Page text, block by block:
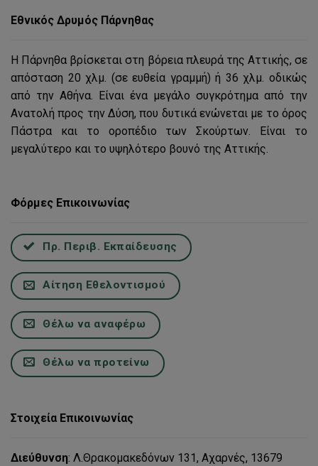
Εθνικός Δρυμός Πάρνηθας
Η Πάρνηθα βρίσκεται στη βόρεια πλευρά της Αττικής, σε
απόσταση 20 χλμ. (σε ευθεία γραμμή) ή 36 χλμ. οδικώς
από την Αθήνα. Είναι ένα μεγάλο συγκρότημα από την
Ανατολή προς την Δύση, που δυτικά ενώνεται με το όρος
Πάστρα και το οροπέδιο των Σκούρτων. Είναι το
μεγαλύτερο και το υψηλότερο βουνό της Αττικής.
Φόρμες Επικοινωνίας
Πρ. Περιβ. Εκπαίδευσης
Αίτηση Εθελοντισμού
Θέλω να αναφέρω
Θέλω να προτείνω
Στοιχεία Επικοινωνίας
Διεύθυνση: Λ.Θρακομακεδόνων 131, Αχαρνές, 13679